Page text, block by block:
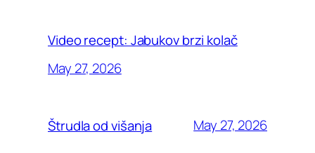
Video recept: Jabukov brzi kolač
May 27, 2026
Štrudla od višanja May 27, 2026